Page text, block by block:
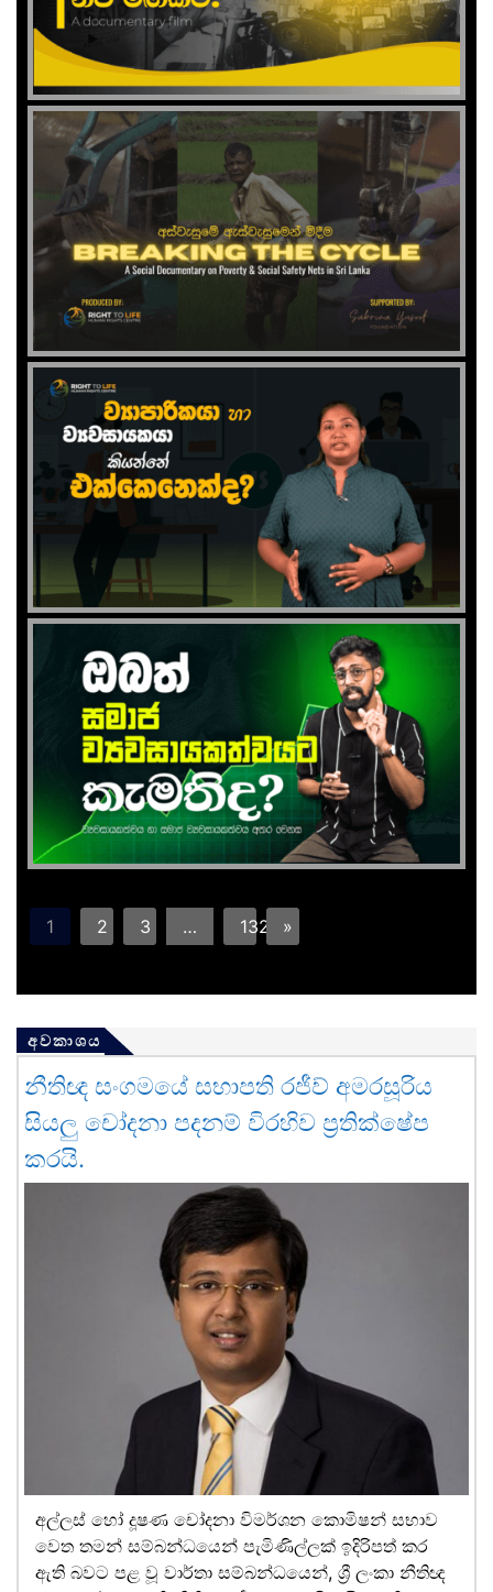
1 2 3 … 132 »
අවකාශය
නීතිඥ සංගමයේ සභාපති රජීව් අමරසූරිය
සියලු චෝදනා පදනම් විරහිව ප්‍රතික්ෂේප
කරයි.
අල්ලස් හෝ දූෂණ චෝදනා විමර්ශන කොමිෂන් සභාව
වෙත තමන් සම්බන්ධයෙන් පැමිණිල්ලක් ඉදිරිපත් කර
ඇති බවට පළ වූ වාර්තා සම්බන්ධයෙන්, ශ්‍රී ලංකා නීතිඥ